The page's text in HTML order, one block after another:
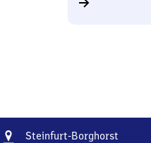
Adresse
Steinfurt-Borghorst